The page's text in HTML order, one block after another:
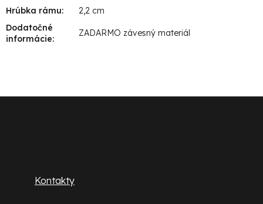
Hrúbka rámu:
2,2 cm
Dodatočné
informácie:
ZADARMO závesný materiál
Kontakty